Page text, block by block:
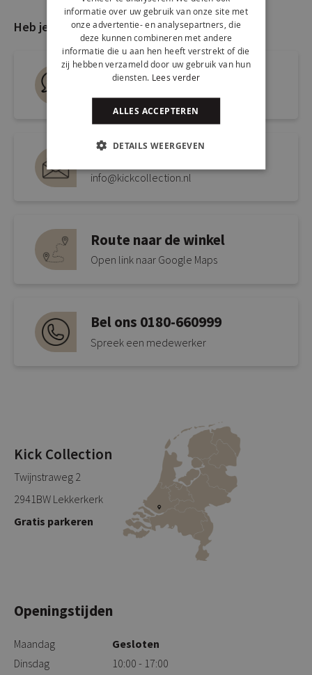
Heb je nog vragen?
Live chat
Snel antwoord op je vraag
Mail ons via
info@kickcollection.nl
Route naar de winkel
Open link naar Google Maps
Bel ons 0180-660999
Spreek een medewerker
Kick Collection
Twijnstraweg 2
2941BW Lekkerkerk
Gratis parkeren
Openingstijden
Maandag
Gesloten
Dinsdag
10:00 - 17:00
informatie over uw gebruik van onze site met
onze advertentie- en analysepartners, die
deze kunnen combineren met andere
informatie die u aan hen heeft verstrekt of die
zij hebben verzameld door uw gebruik van hun
diensten. Lees verder
ALLES ACCEPTEREN
DETAILS WEERGEVEN